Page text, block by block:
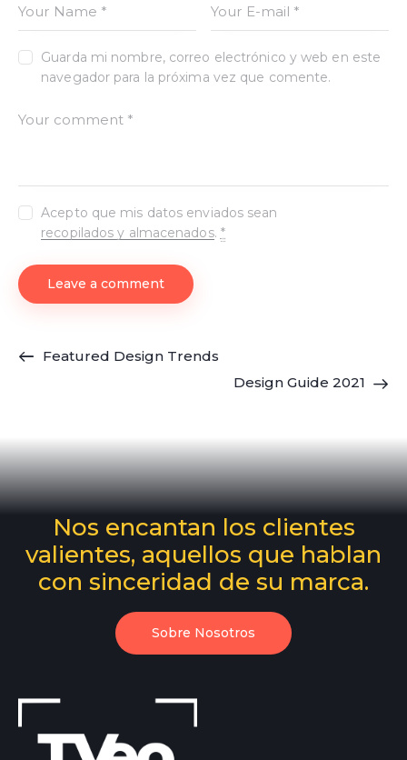
Guarda mi nombre, correo electrónico y web en este
navegador para la próxima vez que comente.
Acepto que mis datos enviados sean
recopilados y almacenados. *
Featured Design Trends
Design Guide 2021
Nos encantan los clientes
valientes, aquellos que hablan
con sinceridad de su marca.
Sobre Nosotros